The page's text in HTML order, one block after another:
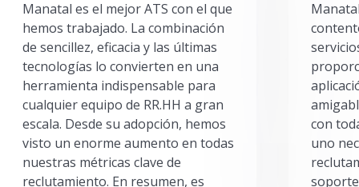
Manatal es el mejor ATS con el que
hemos trabajado. La combinación
de sencillez, eficacia y las últimas
tecnologías lo convierten en una
herramienta indispensable para
cualquier equipo de RR.HH a gran
escala. Desde su adopción, hemos
visto un enorme aumento en todas
nuestras métricas clave de
reclutamiento. En resumen, es
con
uno